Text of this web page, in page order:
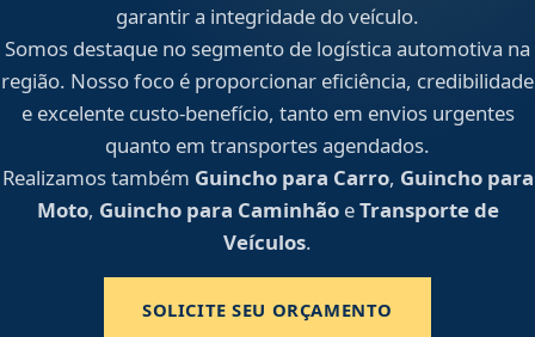
garantir a integridade do veículo.
Somos destaque no segmento de logística automotiva na
região. Nosso foco é proporcionar eficiência, credibilidade
e excelente custo-benefício, tanto em envios urgentes
quanto em transportes agendados.
Realizamos também Guincho para Carro, Guincho para
Moto, Guincho para CaminhãoeTransporte de
Veículos.
SOLICITE SEU ORÇAMENTO